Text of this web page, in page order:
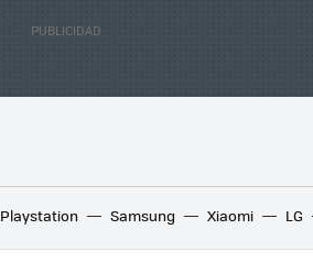
Playstation Samsung Xiaomi LG